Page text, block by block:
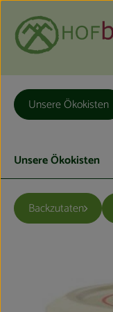
Unsere Ökokisten
Unsere Ökokisten
Backzutaten